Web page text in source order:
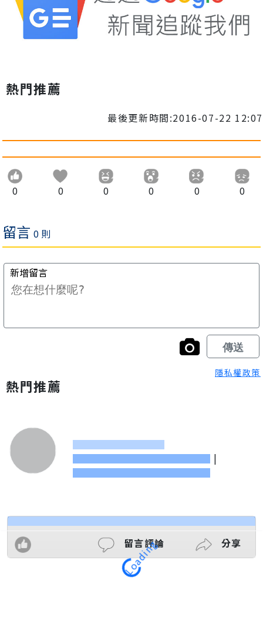
熱門推薦
最後更新時間:2016-07-22 12:07
0 0 0 0 0 0
隱私權政策
熱門推薦
|
留言評論 分享
Loading